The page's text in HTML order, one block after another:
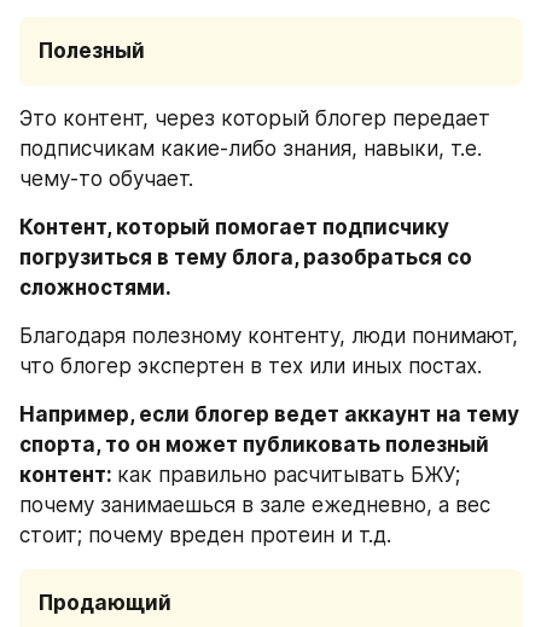
Полезный
Это контент, через который блогер передает
подписчикам какие-либо знания, навыки, т.е.
чему-то обучает.
Контент, который помогает подписчику
погрузиться в тему блога, разобраться со
сложностями.
Благодаря полезному контенту, люди понимают,
что блогер экспертен в тех или иных постах.
Например, если блогер ведет аккаунт на тему
спорта, то он может публиковать полезный
контент: как правильно расчитывать БЖУ;
почему занимаешься в зале ежедневно, а вес
стоит; почему вреден протеин и т.д.
Продающий